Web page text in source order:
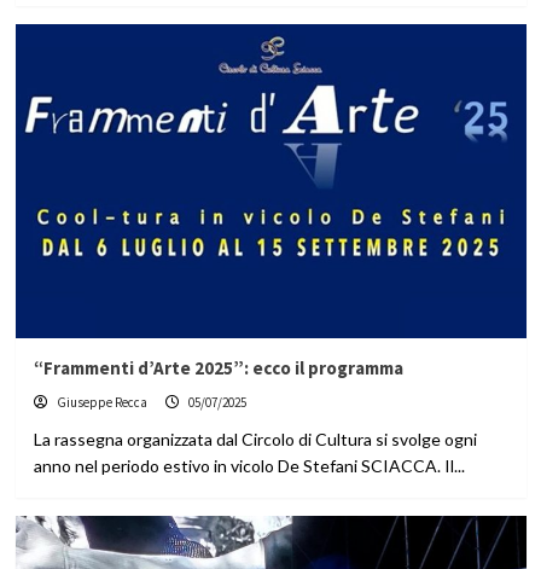
“Frammenti d’Arte 2025”: ecco il programma
Giuseppe Recca 05/07/2025
La rassegna organizzata dal Circolo di Cultura si svolge ogni
anno nel periodo estivo in vicolo De Stefani SCIACCA. Il...